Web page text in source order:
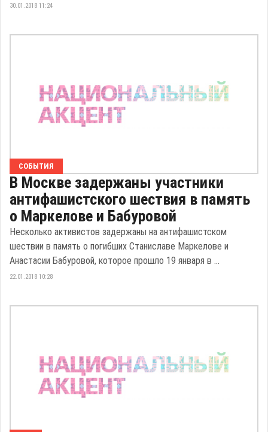
30.01.2018 11:24
СОБЫТИЯ
В Москве задержаны участники
антифашистского шествия в память
о Маркелове и Бабуровой
Несколько активистов задержаны на антифашистском
шествии в память о погибших Станиславе Маркелове и
Анастасии Бабуровой, которое прошло 19 января в ...
22.01.2018 10:28